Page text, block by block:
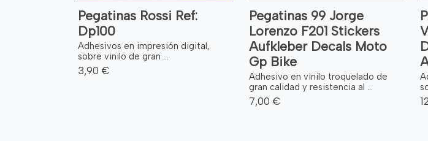
Pegatinas Rossi Ref:
Dp100
Adhesivos en impresión digital,
sobre vinilo de gran ...
3,90 €
Pegatinas 99 Jorge
Lorenzo F201 Stickers
Aufkleber Decals Moto
Gp Bike
Adhesivo en vinilo troquelado de
gran calidad y resistencia al ...
7,00 €